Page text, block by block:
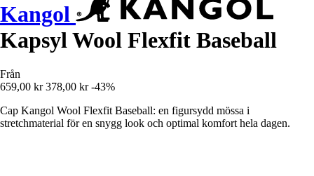
Kangol
Kapsyl Wool Flexfit Baseball
Från
659,00 kr 378,00 kr -43%
Cap Kangol Wool Flexfit Baseball: en figursydd mössa i
stretchmaterial för en snygg look och optimal komfort hela dagen.